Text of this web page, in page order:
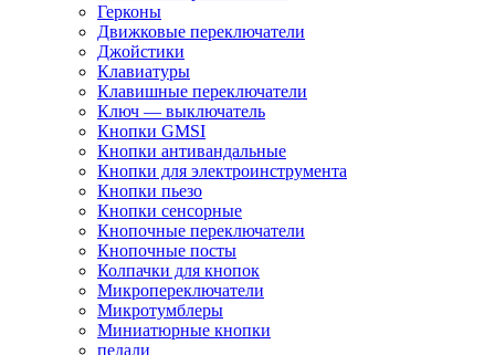
Герконы
Движковые переключатели
Джойстики
Клавиатуры
Клавишные переключатели
Ключ — выключатель
Кнопки GMSI
Кнопки антивандальные
Кнопки для электроинструмента
Кнопки пьезо
Кнопки сенсорные
Кнопочные переключатели
Кнопочные посты
Колпачки для кнопок
Микропереключатели
Микротумблеры
Миниатюрные кнопки
педали